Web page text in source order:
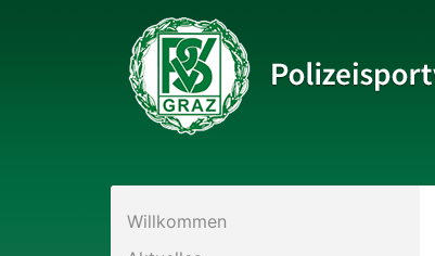
PSV AllgemeinWillkommen